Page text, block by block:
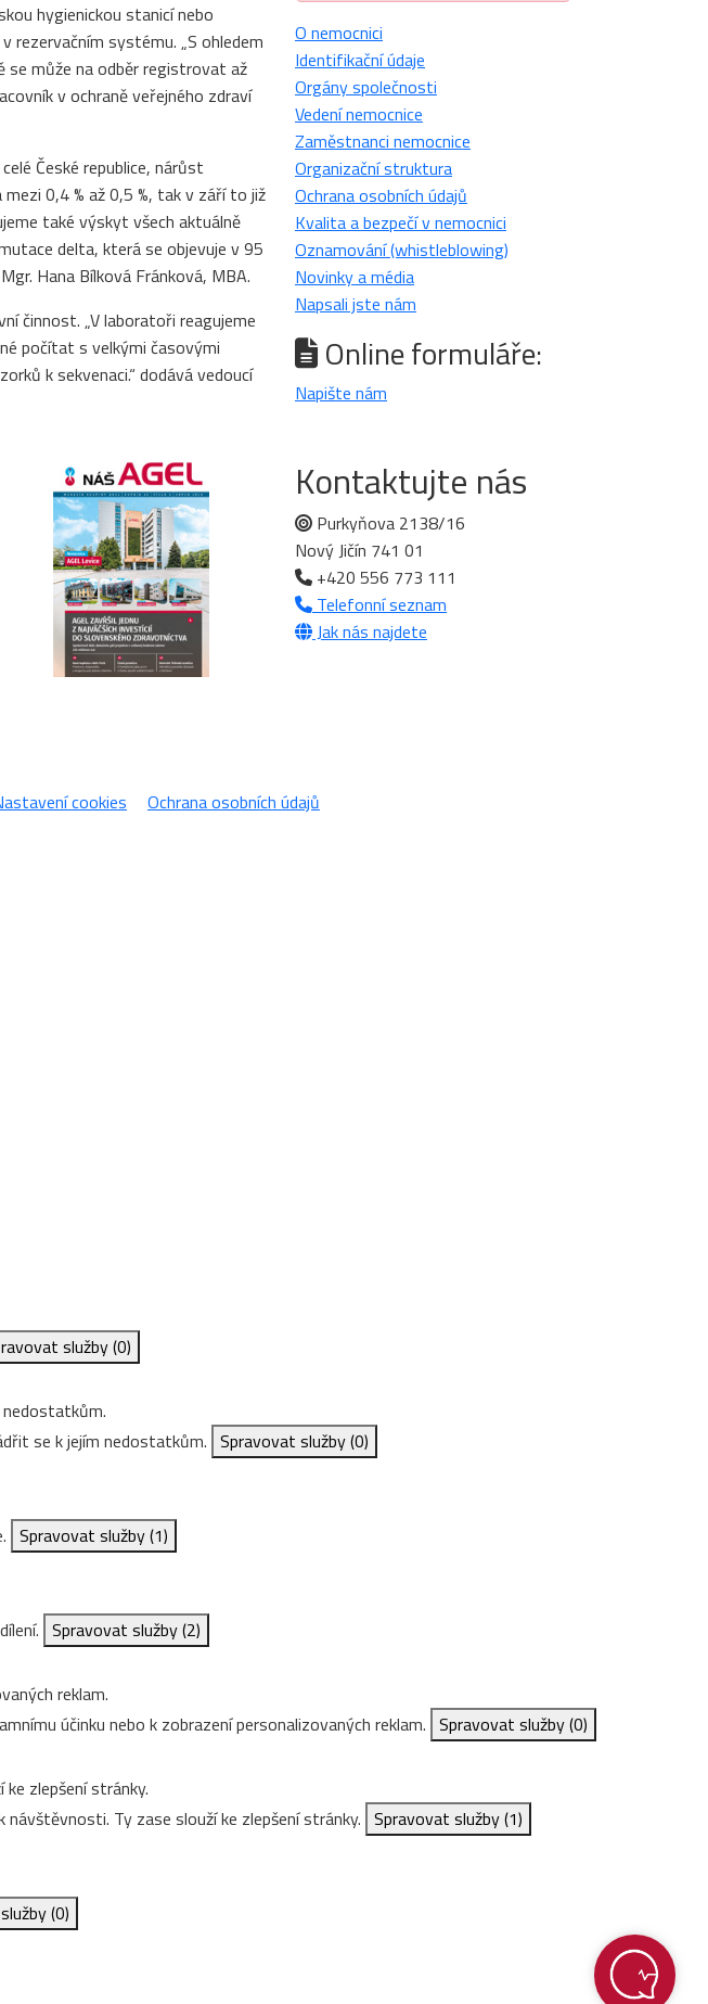
hygienickou stanicí nebo
rezervačním systému. „S ohledem
se může na odběr registrovat až
v ochraně veřejného zdraví
České republice, nárůst
0,4 % až 0,5 %, tak v září to již
také výskyt všech aktuálně
delta, která se objevuje v 95
Hana Bílková Fránková, MBA.
činnost. „V laboratoři reagujeme
počítat s velkými časovými
k sekvenaci.“ dodává vedoucí
O nemocnici
Identifikační údaje
Orgány společnosti
Vedení nemocnice
Zaměstnanci nemocnice
Organizační struktura
Ochrana osobních údajů
Kvalita a bezpečí v nemocnici
Oznamování (whistleblowing)
Novinky a média
Napsali jste nám
Online formuláře:
Napište nám
Kontaktujte nás
Purkyňova 2138/16
Nový Jičín 741 01
+420 556 773 111
Telefonní seznam
Jak nás najdete
cookies
Ochrana osobních údajů
služby(0)
se k jejím nedostatkům. Spravovat služby(0)
Spravovat služby(1)
Spravovat služby(2)
reklam.
účinku nebo k zobrazení personalizovaných reklam. Spravovat služby(0)
zlepšení stránky.
Ty zase slouží ke zlepšení stránky. Spravovat služby(1)
(0)